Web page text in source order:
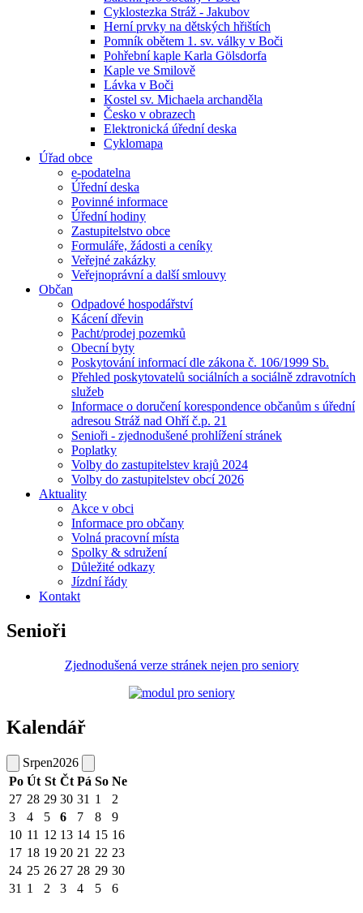
Cyklostezka Stráž - Jakubov
Herní prvky na dětských hřištích
Pomník obětem 1. sv. války v Boči
Pohřební kaple Karla Gölsdorfa
Kaple ve Smilově
Lávka v Boči
Kostel sv. Michaela archanděla
Česko v obrazech
Elektronická úřední deska
Cyklomapa
Úřad obce
e-podatelna
Úřední deska
Povinné informace
Úřední hodiny
Zastupitelstvo obce
Formuláře, žádosti a ceníky
Veřejné zakázky
Veřejnoprávní a další smlouvy
Občan
Odpadové hospodářství
Kácení dřevin
Pacht/prodej pozemků
Obecní byty
Poskytování informací dle zákona č. 106/1999 Sb.
Přehled poskytovatelů sociálních a sociálně zdravotních
služeb
Informace o doručení korespondence občanům s úřední
adresou Stráž nad Ohří č.p. 21
Senioři - zjednodušené prohlížení stránek
Poplatky
Volby do zastupitelstev krajů 2024
Volby do zastupitelstev obcí 2026
Aktuality
Akce v obci
Informace pro občany
Volná pracovní místa
Spolky & sdružení
Důležité odkazy
Jízdní řády
Kontakt
Senioři
Zjednodušená verze stránek nejen pro seniory
Kalendář
Srpen2026
Po Út St Čt Pá So Ne
27 28 29 30 31 1
2
3
4 5 6 7 8
9
10 11 12 13 14 15 16
17 18 19 20 21 22 23
24 25 26 27 28 29 30
31 1 2 3 4 5 6